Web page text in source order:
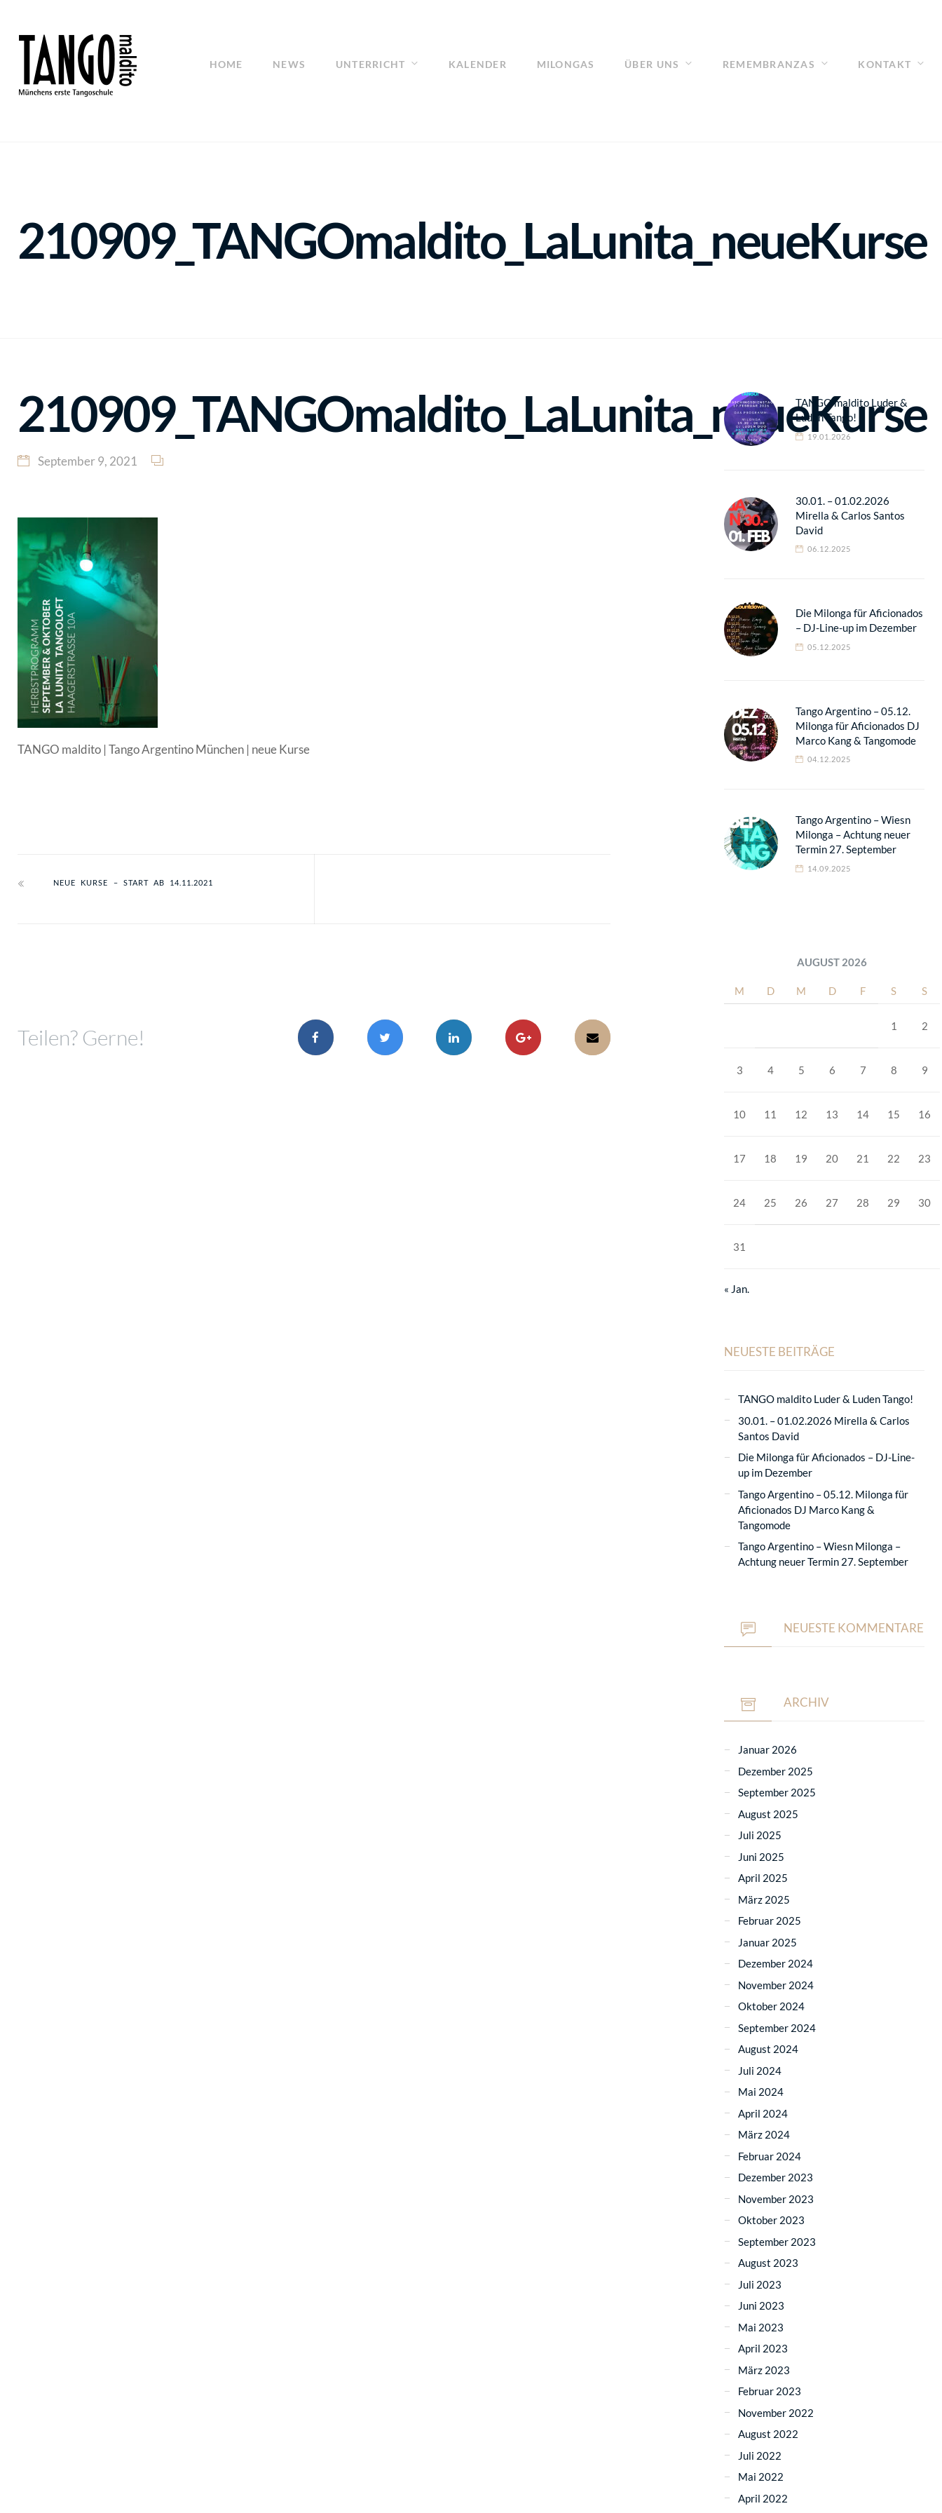
HOME NEWS UNTERRICHT KALENDER MILONGAS ÜBER UNS REMEMBRANZAS KONTAKT
210909_TANGOmaldito_LaLunita_neueKurse
210909_TANGOmaldito_LaLunita_neueKurse
September 9, 2021
TANGO maldito | Tango Argentino München | neue Kurse
NEUE KURSE – START AB 14.11.2021
Teilen? Gerne!
TANGO maldito Luder &
Luden Tango!
19.01.2026
30.01. – 01.02.2026
Mirella & Carlos Santos
David
06.12.2025
Die Milonga für Aficionados
– DJ-Line-up im Dezember
05.12.2025
Tango Argentino – 05.12.
Milonga für Aficionados DJ
Marco Kang & Tangomode
04.12.2025
Tango Argentino – Wiesn
Milonga – Achtung neuer
Termin 27. September
14.09.2025
AUGUST 2026
M D M D F S S
1 2
3 4 5 6 7 8 9
10 11 12 13 14 15 16
17 18 19 20 21 22 23
24 25 26 27 28 29 30
31
« Jan.
NEUESTE BEITRÄGE
TANGO maldito Luder & Luden Tango!
30.01. – 01.02.2026 Mirella & Carlos
Santos David
Die Milonga für Aficionados – DJ-Line-
up im Dezember
Tango Argentino – 05.12. Milonga für
Aficionados DJ Marco Kang &
Tangomode
Tango Argentino – Wiesn Milonga –
Achtung neuer Termin 27. September
NEUESTE KOMMENTARE
ARCHIV
Januar 2026
Dezember 2025
September 2025
August 2025
Juli 2025
Juni 2025
April 2025
März 2025
Februar 2025
Januar 2025
Dezember 2024
November 2024
Oktober 2024
September 2024
August 2024
Juli 2024
Mai 2024
April 2024
März 2024
Februar 2024
Dezember 2023
November 2023
Oktober 2023
September 2023
August 2023
Juli 2023
Juni 2023
Mai 2023
April 2023
März 2023
Februar 2023
November 2022
August 2022
Juli 2022
Mai 2022
April 2022